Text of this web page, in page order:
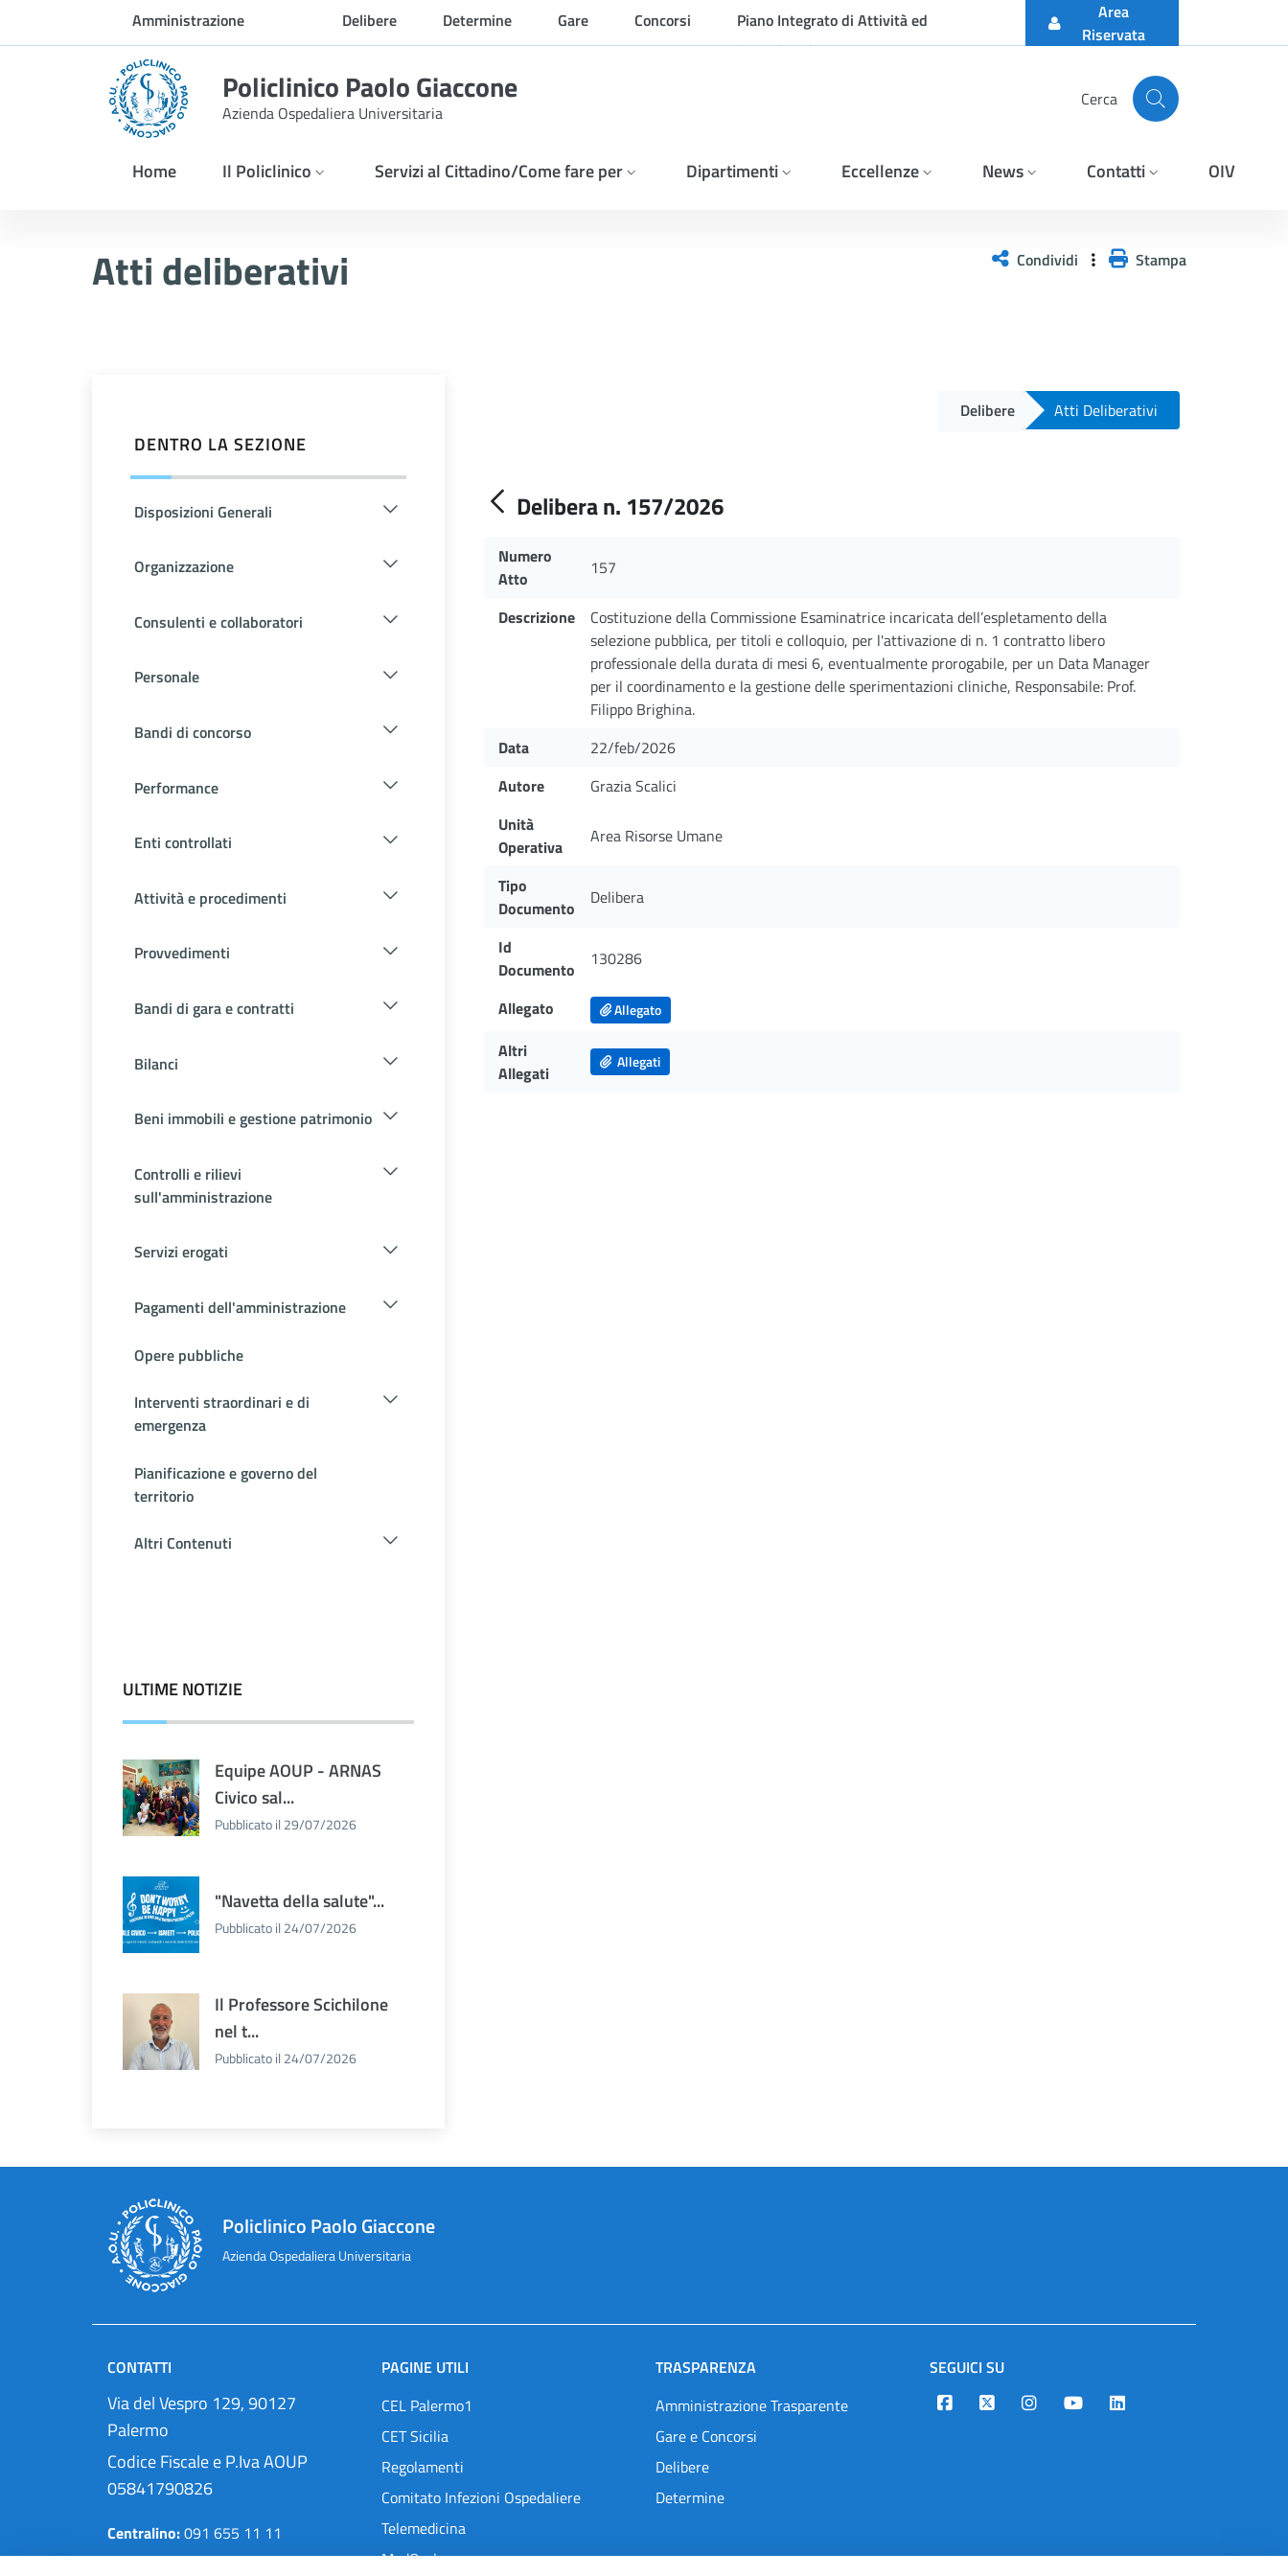
Skip to Main ContentAmministrazione
trasparente
Delibere Determine Gare Concorsi
Piano Integrato di Attività ed
Organizzazione
Area
Riservata
Policlinico Paolo Giaccone
Azienda Ospedaliera Universitaria
Cerca
Home Il Policlinico Servizi al Cittadino/Come fare per Dipartimenti Eccellenze News Contatti OIV
Atti deliberativi Condividi Stampa
DENTRO LA SEZIONE
Disposizioni Generali
Organizzazione
Consulenti e collaboratori
Personale
Bandi di concorso
Performance
Enti controllati
Attività e procedimenti
Provvedimenti
Bandi di gara e contratti
Bilanci
Beni immobili e gestione patrimonio
Controlli e rilievi
sull'amministrazione
Servizi erogati
Pagamenti dell'amministrazione
Opere pubbliche
Interventi straordinari e di
emergenza
Pianificazione e governo del
territorio
Altri Contenuti
ULTIME NOTIZIE
Equipe AOUP - ARNAS
Civico sal...
Pubblicato il 29/07/2026
"Navetta della salute"...
Pubblicato il 24/07/2026
Il Professore Scichilone
nel t...
Pubblicato il 24/07/2026
Delibere Atti Deliberativi
Delibera n. 157/2026
Numero
Atto
157
Descrizione
Costituzione della Commissione Esaminatrice incaricata dell’espletamento della
selezione pubblica, per titoli e colloquio, per l'attivazione di n. 1 contratto libero
professionale della durata di mesi 6, eventualmente prorogabile, per un Data Manager
per il coordinamento e la gestione delle sperimentazioni cliniche, Responsabile: Prof.
Filippo Brighina.
Data
22/feb/2026
Autore
Grazia Scalici
Unità
Operativa
Area Risorse Umane
Tipo
Documento
Delibera
Id
Documento
130286
Allegato Allegato
Altri
Allegati
Allegati
Policlinico Paolo Giaccone
Azienda Ospedaliera Universitaria
CONTATTI
Via del Vespro 129, 90127
Palermo
Codice Fiscale e P.Iva AOUP
05841790826
Centralino:091 655 11 11
Pec:protocollo@cert.policlinico.pa.it
PAGINE UTILI
CEL Palermo1
CET Sicilia
Regolamenti
Comitato Infezioni Ospedaliere
Telemedicina
MedOral
TRASPARENZA
Amministrazione Trasparente
Gare e Concorsi
Delibere
Determine
SEGUICI SU
Designers Italia
TwitterInstagramYoutubeLinkedin